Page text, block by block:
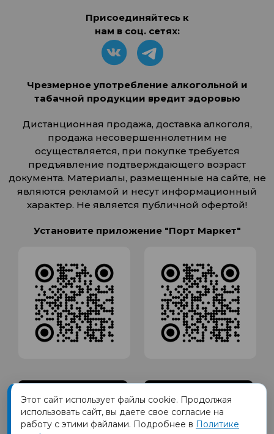
Присоединяйтесь к
нам в соц. сетях:
Чрезмерное употребление алкогольной и
табачной продукции вредит здоровью
Дистанционная продажа, доставка алкоголя,
продажа несовершеннолетним не
осуществляется, при покупке требуется
предъявление подтверждающего возраст
документа. Материалы, размещенные на сайте, не
являются рекламой и несут информационный
характер. Не является публичной офертой!
Установите приложение "Порт Маркет"
Этот сайт использует файлы cookie. Продолжая
использовать сайт, вы даете свое согласие на
работу с этими файлами. Подробнее в Политике